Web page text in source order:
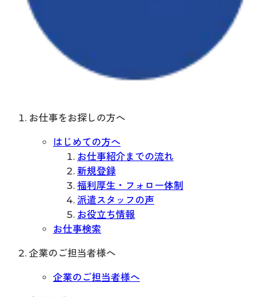
お仕事をお探しの方へ
はじめての方へ
お仕事紹介までの流れ
新規登録
福利厚生・フォロー体制
派遣スタッフの声
お役立ち情報
お仕事検索
企業のご担当者様へ
企業のご担当者様へ